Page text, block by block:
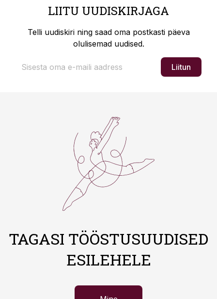
LIITU UUDISKIRJAGA
Telli uudiskiri ning saad oma postkasti päeva
olulisemad uudised.
Liitun
TAGASI TÖÖSTUSUUDISED
ESILEHELE